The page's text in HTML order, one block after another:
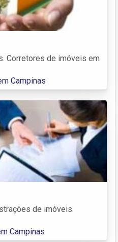
Corretores de imóveis em
Campinas
de imóveis.
Campinas